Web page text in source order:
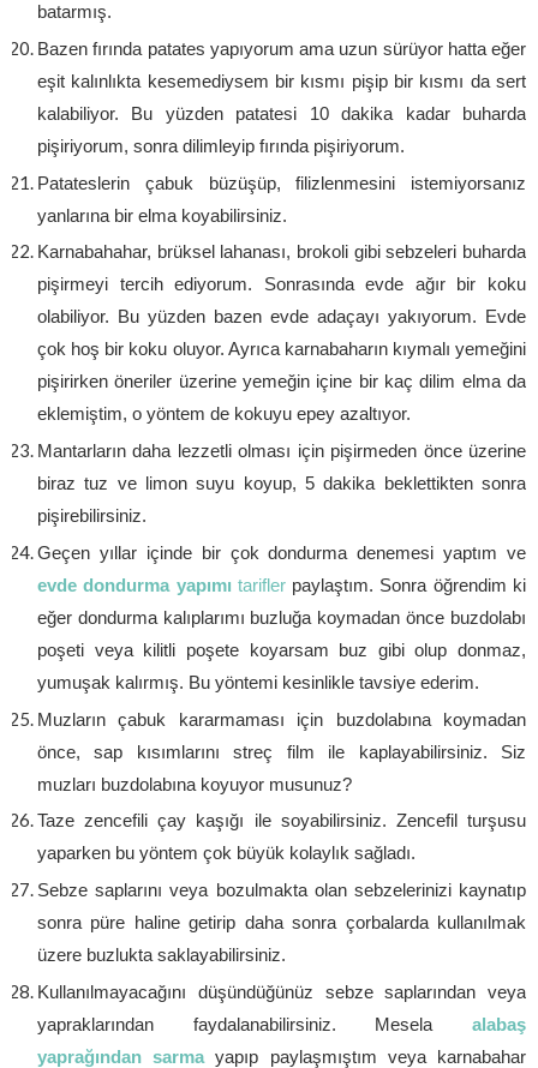
batarmış.
Bazen fırında patates yapıyorum ama uzun sürüyor hatta eğer
eşit kalınlıkta kesemediysem bir kısmı pişip bir kısmı da sert
kalabiliyor. Bu yüzden patatesi 10 dakika kadar buharda
pişiriyorum, sonra dilimleyip fırında pişiriyorum.
Patateslerin çabuk büzüşüp, filizlenmesini istemiyorsanız
yanlarına bir elma koyabilirsiniz.
Karnabahahar, brüksel lahanası, brokoli gibi sebzeleri buharda
pişirmeyi tercih ediyorum. Sonrasında evde ağır bir koku
olabiliyor. Bu yüzden bazen evde adaçayı yakıyorum. Evde
çok hoş bir koku oluyor. Ayrıca karnabaharın kıymalı yemeğini
pişirirken öneriler üzerine yemeğin içine bir kaç dilim elma da
eklemiştim, o yöntem de kokuyu epey azaltıyor.
Mantarların daha lezzetli olması için pişirmeden önce üzerine
biraz tuz ve limon suyu koyup, 5 dakika beklettikten sonra
pişirebilirsiniz.
Geçen yıllar içinde bir çok dondurma denemesi yaptım ve
evde dondurma yapımı tariflerpaylaştım. Sonra öğrendim ki
eğer dondurma kalıplarımı buzluğa koymadan önce buzdolabı
poşeti veya kilitli poşete koyarsam buz gibi olup donmaz,
yumuşak kalırmış. Bu yöntemi kesinlikle tavsiye ederim.
Muzların çabuk kararmaması için buzdolabına koymadan
önce, sap kısımlarını streç film ile kaplayabilirsiniz. Siz
muzları buzdolabına koyuyor musunuz?
Taze zencefili çay kaşığı ile soyabilirsiniz. Zencefil turşusu
yaparken bu yöntem çok büyük kolaylık sağladı.
Sebze saplarını veya bozulmakta olan sebzelerinizi kaynatıp
sonra püre haline getirip daha sonra çorbalarda kullanılmak
üzere buzlukta saklayabilirsiniz.
Kullanılmayacağını düşündüğünüz sebze saplarından veya
yapraklarından faydalanabilirsiniz. Mesela alabaş
yaprağından sarmayapıp paylaşmıştım veya karnabahar